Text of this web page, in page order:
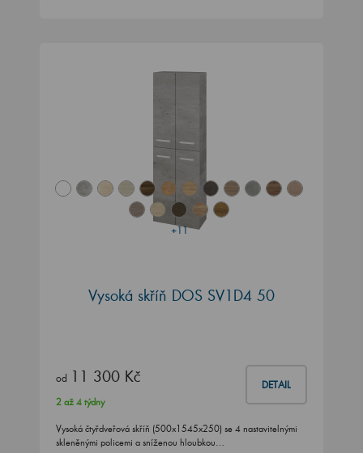
+11
Vysoká skříň DOS SV1D4 50
od 11 300 Kč DETAIL
2 až 4 týdny
Vysoká čtyřdveřová skříň (500x1545x250) se 4 nastavitelnými
skleněnými policemi a sníženou hloubkou…